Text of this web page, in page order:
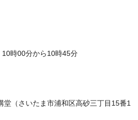
時00分から10時45分
堂（さいたま市浦和区高砂三丁目15番1